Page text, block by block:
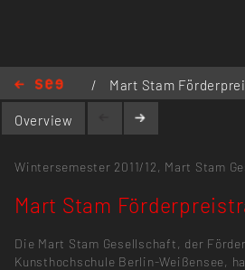
/ Mart Stam
Stam Förderpreisträger
Overview
Wintersemester 2011/12, Mart Stam
Mart Stam
Die Mart Stam Gesellschaft, der
Kunsthochschule Berlin-Weißensee,